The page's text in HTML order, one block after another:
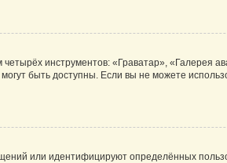
инструментов: «Граватар», «Галерея
быть доступны. Если вы не можете
или идентифицируют определённых